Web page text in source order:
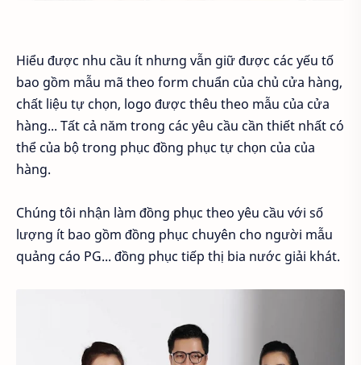
Hiểu được nhu cầu ít nhưng vẫn giữ được các yếu tố
bao gồm mẫu mã theo form chuẩn của chủ cửa hàng,
chất liệu tự chọn, logo được thêu theo mẫu của cửa
hàng... Tất cả năm trong các yêu cầu cần thiết nhất có
thể của bộ trong phục đồng phục tự chọn của của
hàng.
Chúng tôi nhận làm đồng phục theo yêu cầu với số
lượng ít bao gồm đồng phục chuyên cho người mẫu
quảng cáo PG... đồng phục tiếp thị bia nước giải khát.